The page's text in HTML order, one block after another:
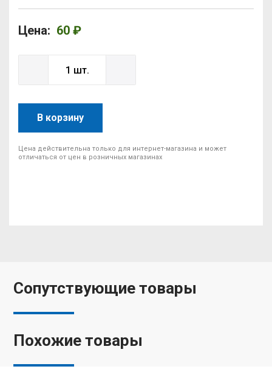
Цена: 60 ₽
В корзину
Цена действительна только для интернет-магазина и может
отличаться от цен в розничных магазинах
Сопутствующие товары
Похожие товары